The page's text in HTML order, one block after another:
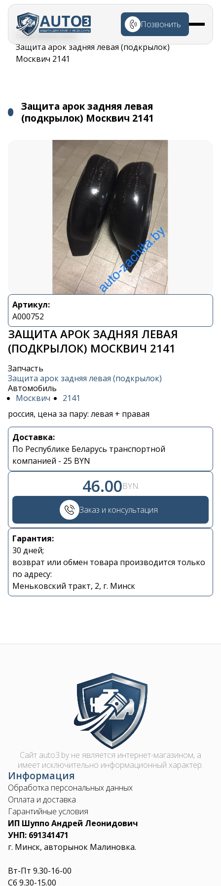
Перейти к
основному
содержанию
Позвонить
Строка
навигации
ГлавнаяКаталог
Защита арок задняя левая (подкрылок)
Москвич 2141
Защита арок задняя левая
(подкрылок) Москвич 2141
Артикул:
A000752
ЗАЩИТА АРОК ЗАДНЯЯ ЛЕВАЯ
(ПОДКРЫЛОК) МОСКВИЧ 2141
Запчасть
Защита арок задняя левая (подкрылок)
Автомобиль
Москвич
2141
россия, цена за пару: левая + правая
Доставка:
По Республике Беларусь транспортной
компанией - 25 BYN
46.00BYN
Заказ и консультация
Гарантия:
30 дней;
возврат или обмен товара производится только
по адресу:
Меньковский тракт, 2, г. Минск
Контакты
+375 29 870 15 80
Viber
shupik21@bk.ru
Image
Сайт auto3.by не является интернет-магазином, а
имеет исключительно информационный характер.
Информация
Обработка персональных данных
Оплата и доставка
Гарантийные условия
ИП Шуппо Андрей Леонидович
УНП: 691341471
г. Минск, авторынок Малиновка.
Вт-Пт 9.30-16-00
Сб 9.30-15.00